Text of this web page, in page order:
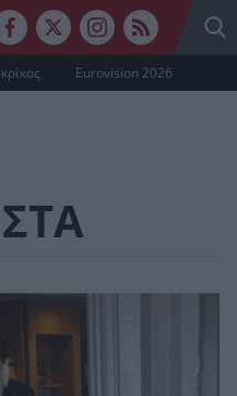
Eurovision 2026